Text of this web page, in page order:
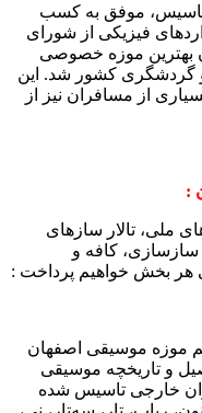
موفق به کسب
فیزیکی از شورای
بهترین موزه خصوصی
گردشگری کشور شد. این
از مسافران نیز از
:
ملی، تالار سازهای
سازسازی، کافه و
هر بخش خواهیم پرداخت :
موزه موسیقی اصفهان
و تاریخچه موسیقی
خارجی تاسیس شده